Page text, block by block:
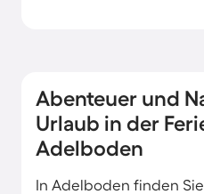
Abenteuer und
Urlaub in der
Adelboden
In Adelboden finden